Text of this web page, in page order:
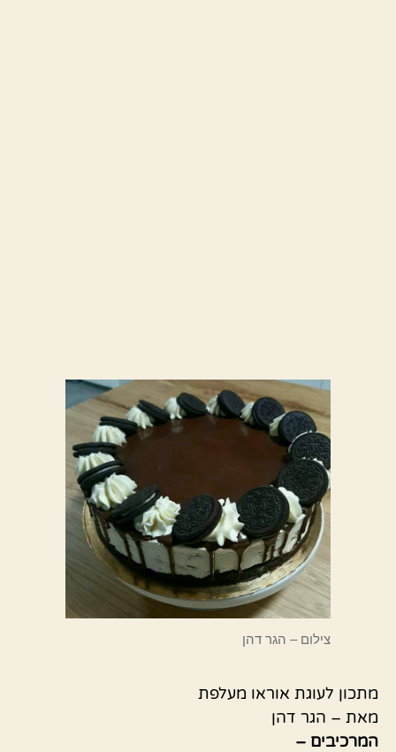
צילום – הגר דהן
מתכון לעוגת אוראו מעלפת
מאת – הגר דהן
המרכיבים –